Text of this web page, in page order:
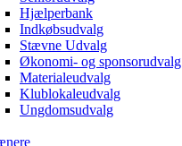
Hjælperbank
Indkøbsudvalg
Stævne Udvalg
Økonomi- og sponsorudvalg
Materialeudvalg
Klublokaleudvalg
Ungdomsudvalg